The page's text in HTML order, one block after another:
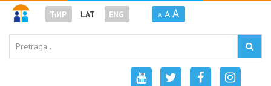
ЋИР LAT ENG A A A